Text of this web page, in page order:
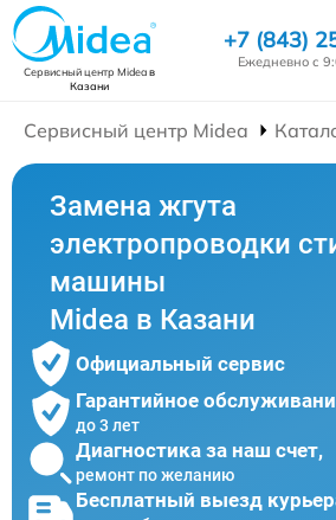
Сервисный центр Mideaв
Казани
+7 (843)
Ежедневно с
Сервисный центр Midea
Замена жгута
электропроводки
машины
Midea в Казани
Официальный сервис
Гарантийное
до 3 лет
Диагностика за наш счет,
ремонт по желанию
Бесплатный выезд